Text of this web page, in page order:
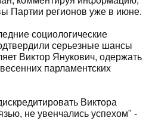
Партии регионов уже в июне.
социологические
серьезные шансы
Виктор Янукович, одержать
парламентских
Виктора
не увенчались успехом" -